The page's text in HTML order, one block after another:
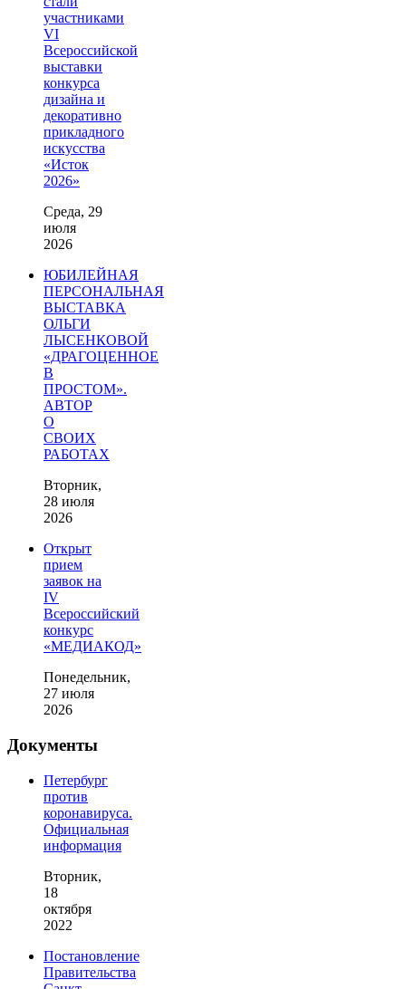
участниками
VI
Всероссийской
выставки
конкурса
дизайна и
декоративно
прикладного
искусства
«Исток
2026»
Среда, 29
июля
2026
ЮБИЛЕЙНАЯ
ПЕРСОНАЛЬНАЯ
ВЫСТАВКА
ОЛЬГИ
ЛЫСЕНКОВОЙ
«ДРАГОЦЕННОЕ
В
ПРОСТОМ».
АВТОР
О
СВОИХ
РАБОТАХ
Вторник,
28 июля
2026
Открыт
прием
заявок на
IV
Всероссийский
конкурс
«МЕДИАКОД»
Понедельник,
27 июля
2026
Документы
Петербург
против
коронавируса.
Официальная
информация
Вторник,
18
октября
2022
Постановление
Правительства